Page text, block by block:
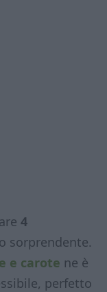
4
sorprendente.
e carote ne è
perfetto